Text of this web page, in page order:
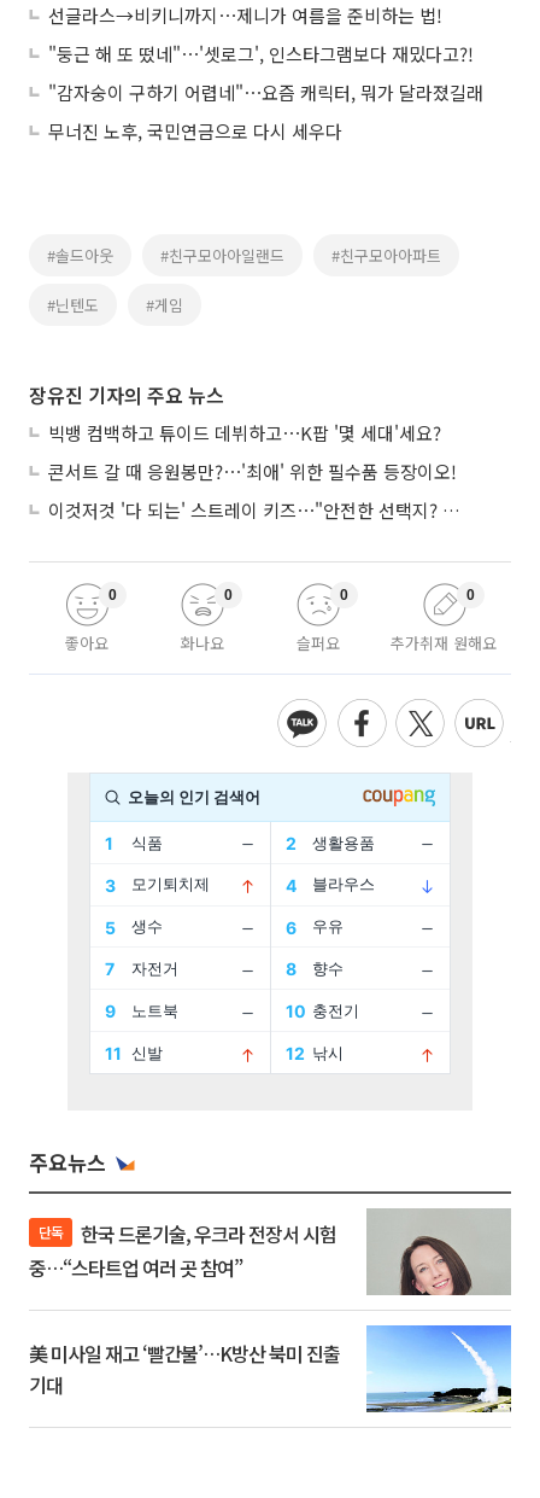
선글라스→비키니까지⋯제니가 여름을 준비하는 법!
"둥근 해 또 떴네"⋯'셋로그', 인스타그램보다 재밌다고?!
"감자숭이 구하기 어렵네"⋯요즘 캐릭터, 뭐가 달라졌길래
무너진 노후, 국민연금으로 다시 세우다
#솔드아웃 #친구모아아일랜드 #친구모아아파트
#닌텐도 #게임
장유진 기자의 주요 뉴스
빅뱅 컴백하고 튜이드 데뷔하고⋯K팝 '몇 세대'세요?
콘서트 갈 때 응원봉만?⋯'최애' 위한 필수품 등장이오!
이것저것 '다 되는' 스트레이 키즈⋯"안전한 선택지? 도전이 재밌죠"
좋아요
0
화나요
0
슬퍼요
0
추가취재 원해요
0
주요뉴스
단독
중…“스타트업 여러 곳 참여”
美 미사일 재고 ‘빨간불’…K방산 북미 진출
기대